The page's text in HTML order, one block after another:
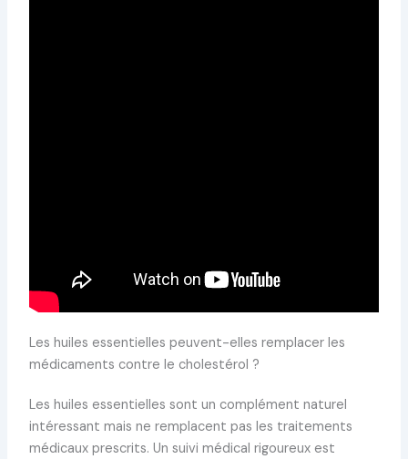
Les huiles essentielles peuvent-elles remplacer les
médicaments contre le cholestérol ?
Les huiles essentielles sont un complément naturel
intéressant mais ne remplacent pas les traitements
médicaux prescrits. Un suivi médical rigoureux est